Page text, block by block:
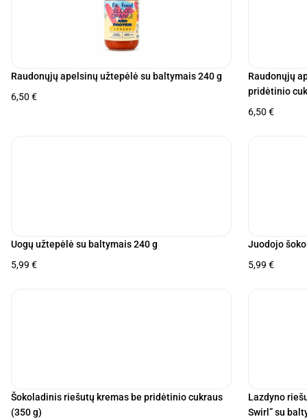
Raudonųjų apelsinų užtepėlė su baltymais 240 g
6,50 €
Raudonųjų
pridėtinio
6,50 €
Uogų užtepėlė su baltymais 240 g
5,99 €
Juodojo
5,99 €
Šokoladinis riešutų kremas be pridėtinio cukraus
(350 g)
Lazdyno
Swirl” su